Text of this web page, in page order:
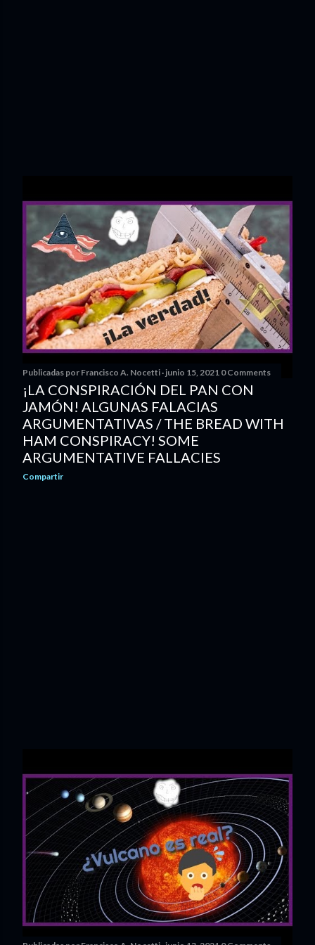
Publicadas por Francisco A. Nocetti junio 15, 2021 0 Comments
¡LA CONSPIRACIÓN DEL PAN CON
JAMÓN! ALGUNAS FALACIAS
ARGUMENTATIVAS / THE BREAD WITH
HAM CONSPIRACY! SOME
ARGUMENTATIVE FALLACIES
Compartir